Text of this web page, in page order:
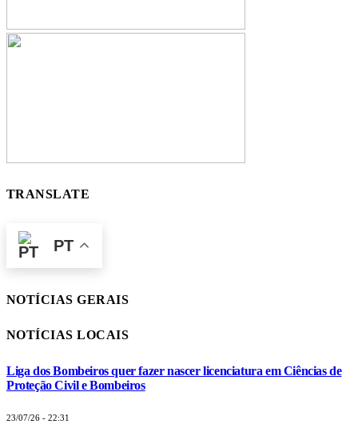
TRANSLATE
PT
NOTÍCIAS GERAIS
NOTÍCIAS LOCAIS
Liga dos Bombeiros quer fazer nascer licenciatura em Ciências de
Proteção Civil e Bombeiros
23/07/26 - 22:31